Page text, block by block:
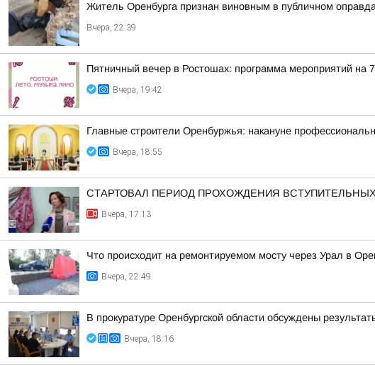
Житель Оренбурга признан виновным в публичном
Вчера, 22:39
Пятничный вечер в Ростошах: программа мероприятий на 7
Вчера, 19:42
Главные строители Оренбуржья: накануне
Вчера, 18:55
СТАРТОВАЛ ПЕРИОД ПРОХОЖДЕНИЯ
Вчера, 17:13
Что происходит на ремонтируемом мосту через Урал в
Вчера, 22:49
В прокуратуре Оренбургской области обсуждены
Вчера, 18:16